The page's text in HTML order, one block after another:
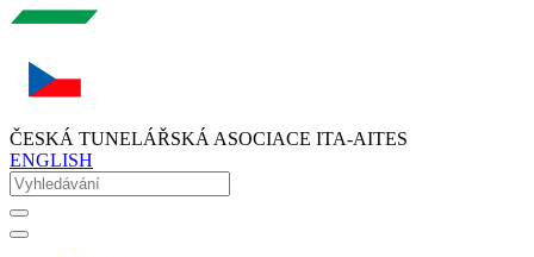
ČESKÁ TUNELÁŘSKÁ ASOCIACE ITA-AITES
ENGLISH